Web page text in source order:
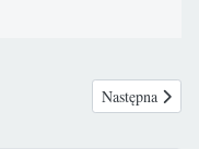
kontekście przymusowej
Następna
Następna